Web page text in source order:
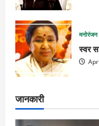
मनोरंजन
स्वर
जानकारी